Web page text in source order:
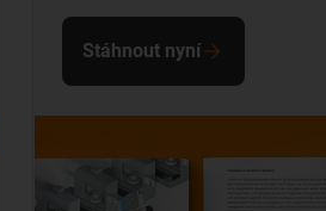
Stáhnout nyní